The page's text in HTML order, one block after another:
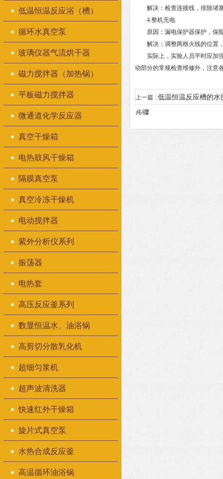
低温恒温反应浴（槽）
循环水真空泵
玻璃仪器气流烘干器
磁力搅拌器（加热锅）
平板磁力搅拌器
微通道化学反应器
真空干燥箱
电热鼓风干燥箱
隔膜真空泵
真空冷冻干燥机
电动搅拌器
紫外分析仪系列
振荡器
电热套
高压反应釜系列
数显恒温水、油浴锅
高剪切分散乳化机
超细匀浆机
超声波清洗器
快速红外干燥箱
旋片式真空泵
水热合成反应釜
高温循环油浴锅
解决：检查连接线，排除堵
4.整机无电
原因：漏电保护器保护，保
解决：调整两根火线的位置
实际上，实验人员平时应加强
动部分的常规检查维修外，注意
上一篇 : 低温恒温反应槽的水
步骤